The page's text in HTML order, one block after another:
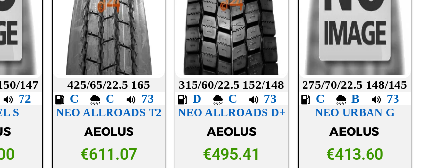
147
72
S
425/65/22.5 165
C
C 73
NEO ALLROADS T2
AEOLUS
€611.07
315/60/22.5 152/148
D
C 73
NEO ALLROADS D+
AEOLUS
€495.41
275/70/22.5 148/145
C
B 73
NEO URBAN G
AEOLUS
€413.60